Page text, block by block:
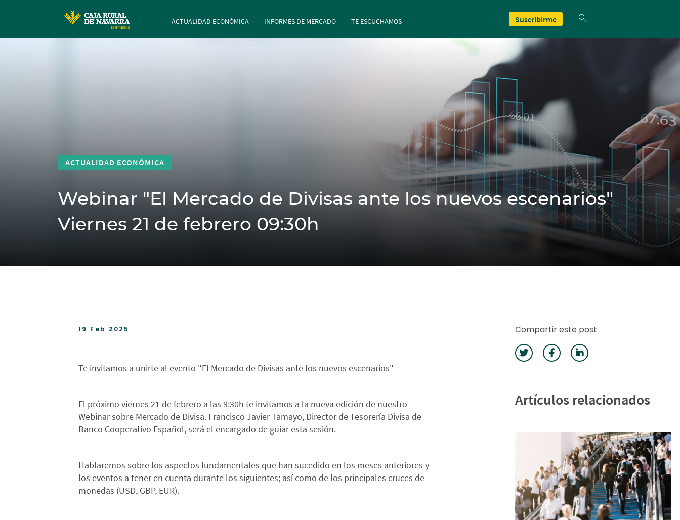
ACTUALIDAD ECONÓMICA INFORMES DE MERCADO TE ESCUCHAMOS Suscribirme
ACTUALIDAD ECONÓMICA
Webinar "El Mercado de Divisas ante los nuevos escenarios"
Viernes 21 de febrero 09:30h
19 Feb 2025
Te invitamos a unirte al evento "El Mercado de Divisas ante los nuevos escenarios"
El próximo viernes 21 de febrero a las 9:30h te invitamos a la nueva edición de nuestro
Webinar sobre Mercado de Divisa. Francisco Javier Tamayo, Director de Tesorería Divisa de
Banco Cooperativo Español, será el encargado de guiar esta sesión.
Hablaremos sobre los aspectos fundamentales que han sucedido en los meses anteriores y
los eventos a tener en cuenta durante los siguientes; así como de los principales cruces de
monedas (USD, GBP, EUR).
Compartir este post
Artículos relacionados